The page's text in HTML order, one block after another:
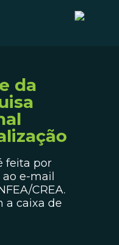
da
feita por
e-mail
CREA.
a caixa de